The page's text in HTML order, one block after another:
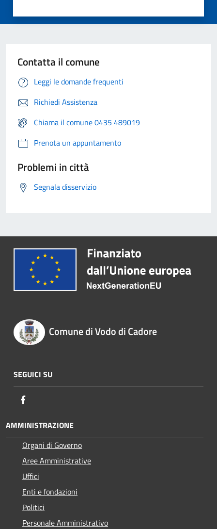
Contatta il comune
Leggi le domande frequenti
Richiedi Assistenza
Chiama il comune 0435 489019
Prenota un appuntamento
Problemi in città
Segnala disservizio
Comune di Vodo di Cadore
SEGUICI SU
AMMINISTRAZIONE
Organi di Governo
Aree Amministrative
Uffici
Enti e fondazioni
Politici
Personale Amministrativo